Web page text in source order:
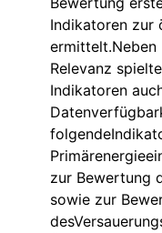
Indikatoren zur
ermittelt.Neben
Relevanz
Indikatoren
zur Bewertung
sowie zur